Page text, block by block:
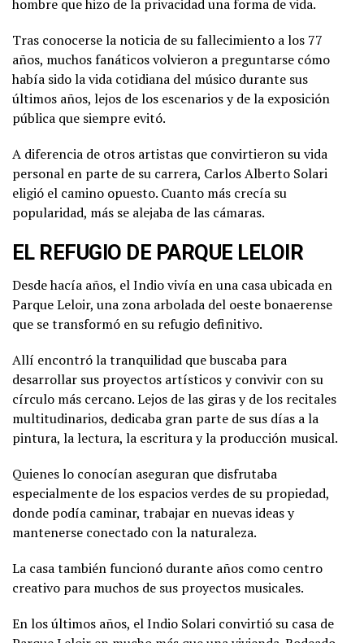
hombre que hizo de la privacidad una forma de vida.
Tras conocerse la noticia de su fallecimiento a los 77
años, muchos fanáticos volvieron a preguntarse cómo
había sido la vida cotidiana del músico durante sus
últimos años, lejos de los escenarios y de la exposición
pública que siempre evitó.
A diferencia de otros artistas que convirtieron su vida
personal en parte de su carrera, Carlos Alberto Solari
eligió el camino opuesto. Cuanto más crecía su
popularidad, más se alejaba de las cámaras.
EL REFUGIO DE PARQUE LELOIR
Desde hacía años, el Indio vivía en una casa ubicada en
Parque Leloir, una zona arbolada del oeste bonaerense
que se transformó en su refugio definitivo.
Allí encontró la tranquilidad que buscaba para
desarrollar sus proyectos artísticos y convivir con su
círculo más cercano. Lejos de las giras y de los recitales
multitudinarios, dedicaba gran parte de sus días a la
pintura, la lectura, la escritura y la producción musical.
Quienes lo conocían aseguran que disfrutaba
especialmente de los espacios verdes de su propiedad,
donde podía caminar, trabajar en nuevas ideas y
mantenerse conectado con la naturaleza.
La casa también funcionó durante años como centro
creativo para muchos de sus proyectos musicales.
En los últimos años, el Indio Solari convirtió su casa de